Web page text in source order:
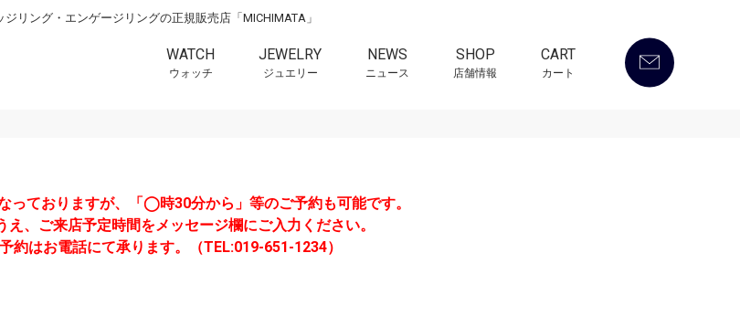
ジリング・エンゲージリングの正規販売店「MICHIMATA」
WATCH
ウォッチ
JEWELRY
ジュエリー
NEWS
ニュース
SHOP
店舗情報
CART
カート
っておりますが、「◯時30分から」等のご予約も可能です。
え、ご来店予定時間をメッセージ欄にご入力ください。
約はお電話にて承ります。（TEL:019-651-1234）